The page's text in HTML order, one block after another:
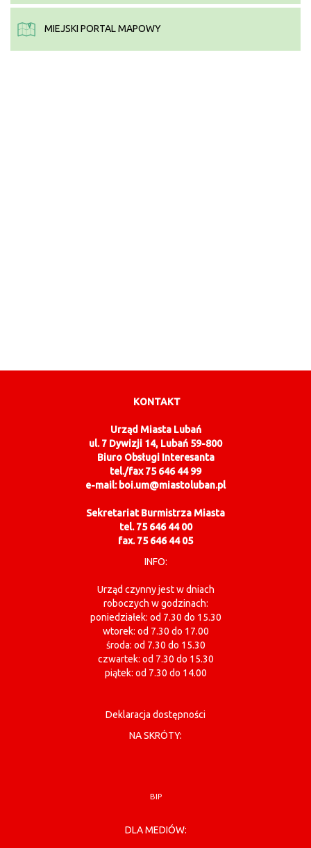
MIEJSKI PORTAL MAPOWY
KONTAKT
Urząd Miasta Lubań
ul. 7 Dywizji 14, Lubań 59-800
Biuro Obsługi Interesanta
tel./fax 75 646 44 99
e-mail: boi.um@miastoluban.pl
Sekretariat Burmistrza Miasta
tel. 75 646 44 00
fax. 75 646 44 05
INFO:
Urząd czynny jest w dniach
roboczych w godzinach:
poniedziałek: od 7.30 do 15.30
wtorek: od 7.30 do 17.00
środa: od 7.30 do 15.30
czwartek: od 7.30 do 15.30
piątek: od 7.30 do 14.00
Deklaracja dostępności
NA SKRÓTY:
BIP
DLA MEDIÓW: